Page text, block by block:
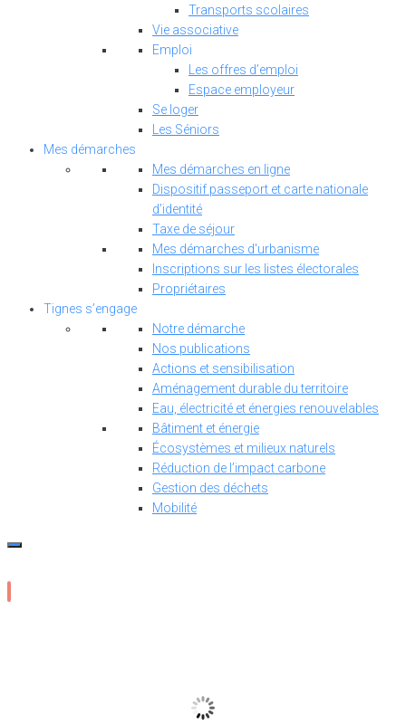
Transports scolaires
Vie associative
Emploi
Les offres d’emploi
Espace employeur
Se loger
Les Séniors
Mes démarches
Mes démarches en ligne
Dispositif passeport et carte nationale
d’identité
Taxe de séjour
Mes démarches d'urbanisme
Inscriptions sur les listes électorales
Propriétaires
Tignes s’engage
Notre démarche
Nos publications
Actions et sensibilisation
Aménagement durable du territoire
Eau, électricité et énergies renouvelables
Bâtiment et énergie
Écosystèmes et milieux naturels
Réduction de l’impact carbone
Gestion des déchets
Mobilité